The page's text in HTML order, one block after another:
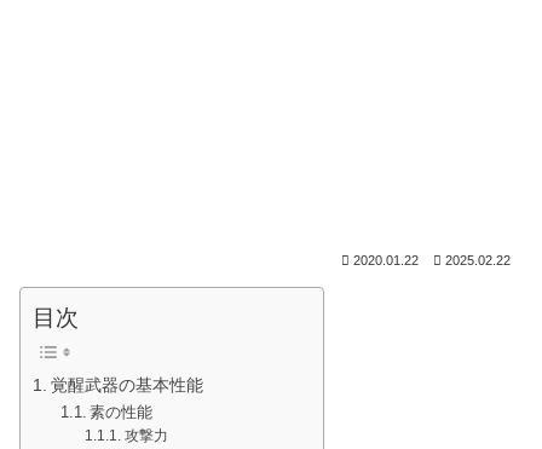
2020.01.22 2025.02.22
目次
覚醒武器の基本性能
素の性能
攻撃力